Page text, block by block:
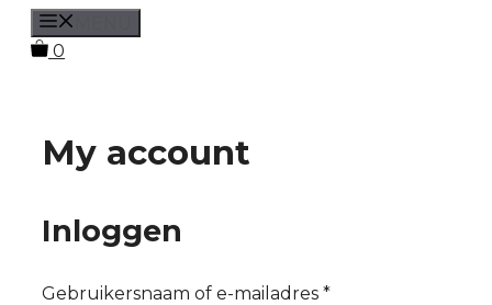
Spring
naar 0
My account
Inloggen
Gebruikersnaam of e-mailadres *Vereist